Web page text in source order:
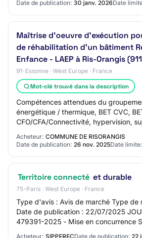
Date de publication: 30 janv. 2026Date
Maîtrise d'oeuvre d'exécution
de réhabilitation d'un bâtiment
Enfance - LAEP à Ris-Orangis
91-Essonne · West Europe · France
Mot-clé trouvé dans la description
Compétences attendues du
énergétique / thermique, BET CVC,
CFO/CFA/Connectivité, hypervision,
Acheteur: COMMUNE DE RISORANGIS
Date de publication: 26 nov. 2025Date limite:
Territoire connecté et durable
75-Paris · West Europe · France
Type d'avis : Avis de marché Type de
Date de publication : 22/07/2025
479391-2025 - Mise en concurrence
Acheteur: SIPPERECDate de publication: 22